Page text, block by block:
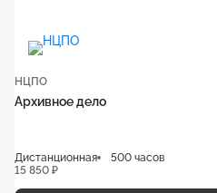
НЦПО
Архивное дело
Дистанционная
500 часов
15 850 ₽